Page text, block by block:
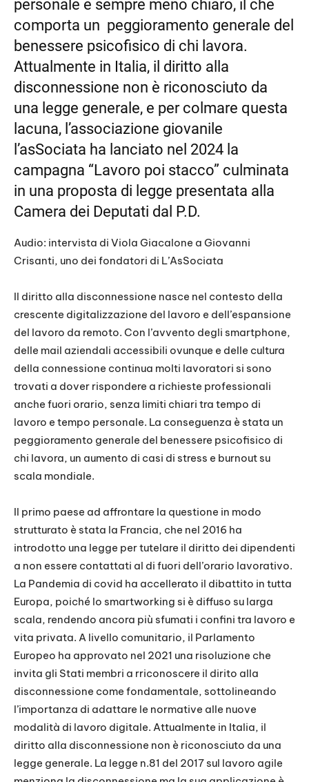
personale è sempre meno chiaro, il che
comporta un peggioramento generale del
benessere psicofisico di chi lavora.
Attualmente in Italia, il diritto alla
disconnessione non è riconosciuto da
una legge generale, e per colmare questa
lacuna, l’associazione giovanile
l’asSociata ha lanciato nel 2024 la
campagna “Lavoro poi stacco” culminata
in una proposta di legge presentata alla
Camera dei Deputati dal P.D.
Audio: intervista di Viola Giacalone a Giovanni
Crisanti, uno dei fondatori di L’AsSociata
Il diritto alla disconnessione nasce nel contesto della
crescente digitalizzazione del lavoro e dell’espansione
del lavoro da remoto. Con l’avvento degli smartphone,
delle mail aziendali accessibili ovunque e delle cultura
della connessione continua molti lavoratori si sono
trovati a dover rispondere a richieste professionali
anche fuori orario, senza limiti chiari tra tempo di
lavoro e tempo personale. La conseguenza è stata un
peggioramento generale del benessere psicofisico di
chi lavora, un aumento di casi di stress e burnout su
scala mondiale.
Il primo paese ad affrontare la questione in modo
strutturato è stata la Francia, che nel 2016 ha
introdotto una legge per tutelare il diritto dei dipendenti
a non essere contattati al di fuori dell’orario lavorativo.
La Pandemia di covid ha accellerato il dibattito in tutta
Europa, poiché lo smartworking si è diffuso su larga
scala, rendendo ancora più sfumati i confini tra lavoro e
vita privata. A livello comunitario, il Parlamento
Europeo ha approvato nel 2021 una risoluzione che
invita gli Stati membri a rriconoscere il dirito alla
disconnessione come fondamentale, sottolineando
l’importanza di adattare le normative alle nuove
modalità di lavoro digitale. Attualmente in Italia, il
diritto alla disconnessione non è riconosciuto da una
legge generale. La legge n.81 del 2017 sul lavoro agile